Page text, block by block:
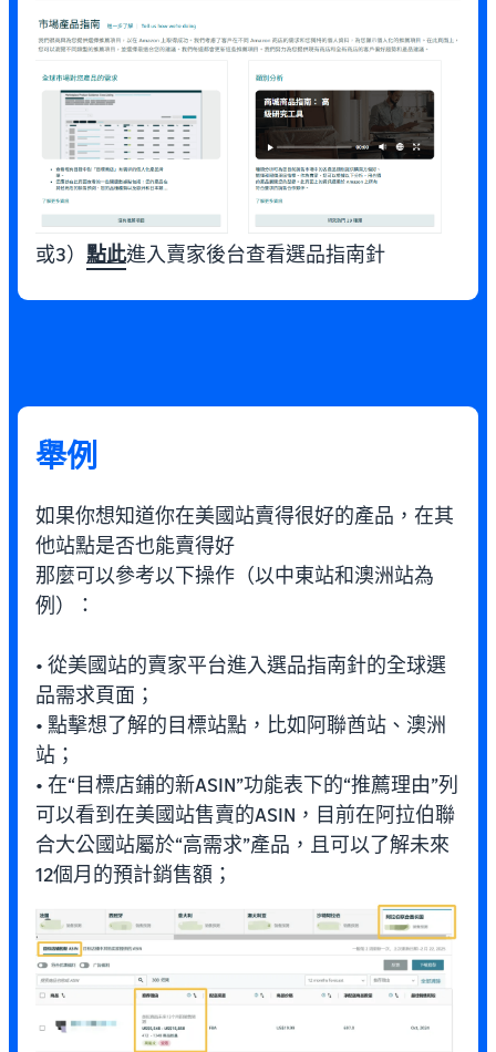
或3） 點此進入賣家後台查看選品指南針
舉例
如果你想知道你在美國站賣得很好的產品，在其
他站點是否也能賣得好
那麼可以參考以下操作（以中東站和澳洲站為
例）：
• 從美國站的賣家平台進入選品指南針的全球選
品需求頁面；
• 點擊想了解的目標站點，比如阿聯酋站、澳洲
站；
• 在“目標店鋪的新ASIN”功能表下的“推薦理由”列
可以看到在美國站售賣的ASIN，目前在阿拉伯聯
合大公國站屬於“高需求”產品，且可以了解未來
12個月的預計銷售額；